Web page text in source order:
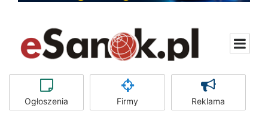
Ogłoszenia Firmy Reklama